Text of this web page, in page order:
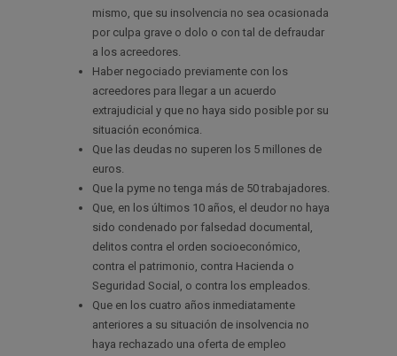
mismo, que su insolvencia no sea ocasionada
por culpa grave o dolo o con tal de defraudar
a los acreedores.
Haber negociado previamente con los
acreedores para llegar a un acuerdo
extrajudicial y que no haya sido posible por su
situación económica.
Que las deudas no superen los 5 millones de
euros.
Que la pyme no tenga más de 50 trabajadores.
Que, en los últimos 10 años, el deudor no haya
sido condenado por falsedad documental,
delitos contra el orden socioeconómico,
contra el patrimonio, contra Hacienda o
Seguridad Social, o contra los empleados.
Que en los cuatro años inmediatamente
anteriores a su situación de insolvencia no
haya rechazado una oferta de empleo